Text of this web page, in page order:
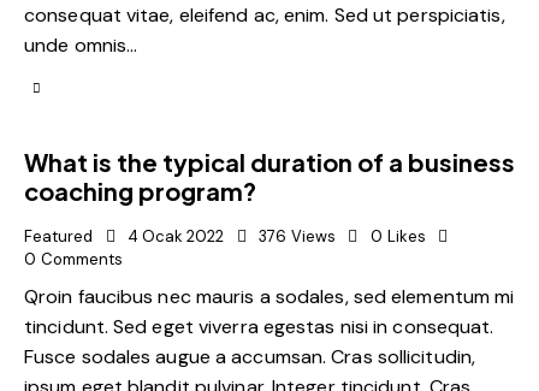
consequat vitae, eleifend ac, enim. Sed ut perspiciatis,
unde omnis…
What is the typical duration of a business
coaching program?
Featured 4 Ocak 2022 376 Views 0 Likes
0 Comments
Qroin faucibus nec mauris a sodales, sed elementum mi
tincidunt. Sed eget viverra egestas nisi in consequat.
Fusce sodales augue a accumsan. Cras sollicitudin,